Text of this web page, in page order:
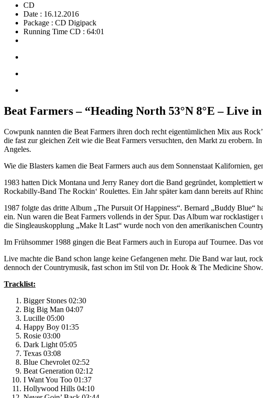
CD
Date : 16.12.2016
Package : CD Digipack
Running Time CD : 64:01
Beat Farmers – “Heading North 53°N 8°E – Live
Cowpunk nannten die Beat Farmers ihren doch recht eigentümlichen Mix aus
die fast zur gleichen Zeit wie die Beat Farmers versuchten, den Markt zu erobern.
Angeles.
Wie die Blasters kamen die Beat Farmers auch aus dem Sonnenstaat Kalifornien,
1983 hatten Dick Montana und Jerry Raney dort die Band gegründet, komplettiert
Rockabilly-Band The Rockin‘ Roulettes. Ein Jahr später kam dann bereits auf
1987 folgte das dritte Album „The Pursuit Of Happiness“. Bernard „Buddy Blue“
ein. Nun waren die Beat Farmers vollends in der Spur. Das Album war
die Singleauskopplung „Make It Last“ wurde noch von den amerikanischen
Im Frühsommer 1988 gingen die Beat Farmers auch in Europa auf Tournee. Das
Live machte die Band schon lange keine Gefangenen mehr. Die Band war laut,
dennoch der Countrymusik, fast schon im Stil von Dr. Hook & The Medicine Show.
Tracklist:
Bigger Stones 02:30
Big Big Man 04:07
Lucille 05:00
Happy Boy 01:35
Rosie 03:00
Dark Light 05:05
Texas 03:08
Blue Chevrolet 02:52
Beat Generation 02:12
I Want You Too 01:37
Hollywood Hills 04:10